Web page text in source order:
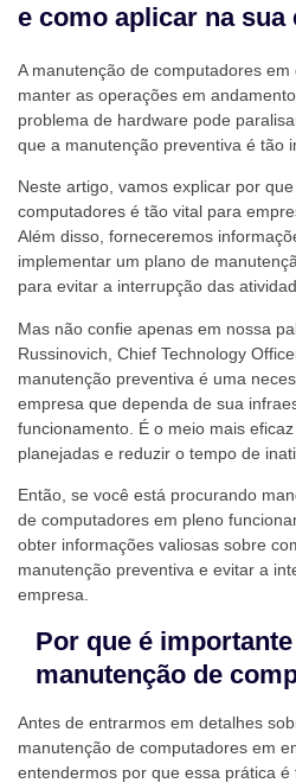
e como aplicar na sua
A manutenção de computadores
manter as operações em
problema de hardware pode
que a manutenção preventiva é tão
Neste artigo, vamos explicar por
computadores é tão vital para
Além disso, forneceremos
implementar um plano de
para evitar a interrupção das
Mas não confie apenas em nossa
Russinovich, Chief Technology
manutenção preventiva é uma
empresa que dependa de sua
funcionamento. É o meio mais
planejadas e reduzir o tempo de
Então, se você está procurando
de computadores em pleno
obter informações valiosas sobre
manutenção preventiva e evitar a
empresa.
Por que é
manutenção de
Antes de entrarmos em detalhes
manutenção de computadores em
entendermos por que essa prática é